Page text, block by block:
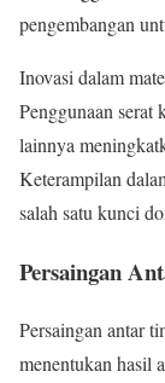
pengembangan
Inovasi dalam
Penggunaan
lainnya
Keterampilan
salah satu kunci
Persaingan
Persaingan antar
menentukan hasil